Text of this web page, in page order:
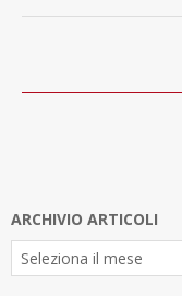
ARCHIVIO ARTICOLI
Archivio
Articoli